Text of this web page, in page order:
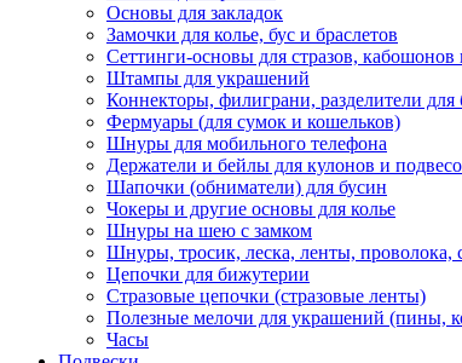
Основы для закладок
Замочки для колье, бус и браслетов
Сеттинги-основы для стразов, кабошонов
Штампы для украшений
Коннекторы, филиграни, разделители для
Фермуары (для сумок и кошельков)
Шнуры для мобильного телефона
Держатели и бейлы для кулонов и
Шапочки (обниматели) для бусин
Чокеры и другие основы для колье
Шнуры на шею с замком
Шнуры, тросик, леска, ленты, проволока,
Цепочки для бижутерии
Стразовые цепочки (стразовые ленты)
Полезные мелочи для украшений (пины,
Часы